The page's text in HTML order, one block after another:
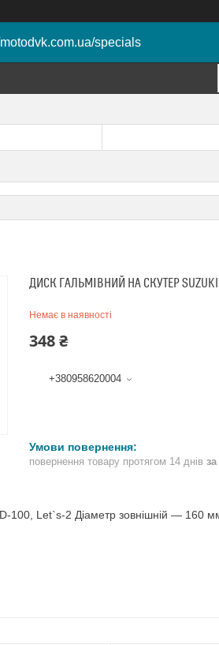
motodvk.com.ua/specials
ДИСК ГАЛЬМІВНИЙ НА СКУТЕР SUZUKI
Немає в наявності
348 ₴
+380958620004
повернення товару протягом 14 днів
100, Let`s-2 Діаметр зовнішній — 160